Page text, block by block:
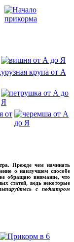
Прежде чем начинать
о наилучшем способе
обращаю внимание, что
статей, ведь некоторые
с педиатром